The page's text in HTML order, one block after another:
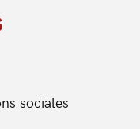
sociales